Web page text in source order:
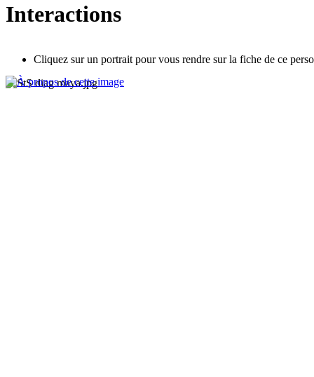
Interactions
Cliquez sur un portrait pour vous rendre sur la fiche de ce